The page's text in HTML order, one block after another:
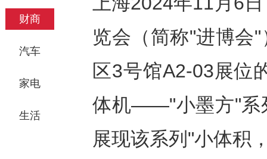
财商
汽车
家电
生活
览会（简称"进博会
区3号馆A2-03展位
体机——"小墨方"系
展现该系列"小体积